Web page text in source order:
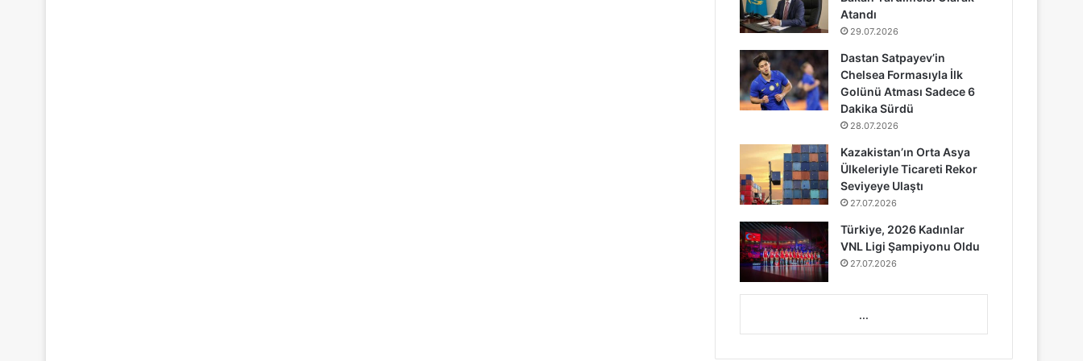
Atandı
29.07.2026
Dastan Satpayev’in
Chelsea Formasıyla İlk
Golünü Atması Sadece 6
Dakika Sürdü
28.07.2026
Kazakistan’ın Orta Asya
Ülkeleriyle Ticareti Rekor
Seviyeye Ulaştı
27.07.2026
Türkiye, 2026 Kadınlar
VNL Ligi Şampiyonu Oldu
27.07.2026
...